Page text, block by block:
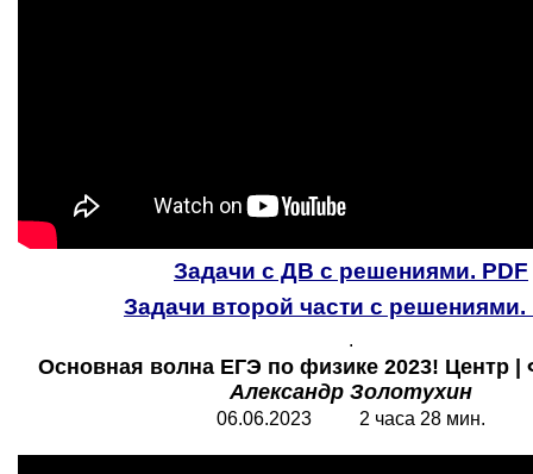
Задачи с ДВ с решениями. PDF
Задачи второй части с решениями.
.
Основная волна ЕГЭ по физике 2023! Центр |
Александр Золотухин
06.06.2023 2 часа 28 мин.